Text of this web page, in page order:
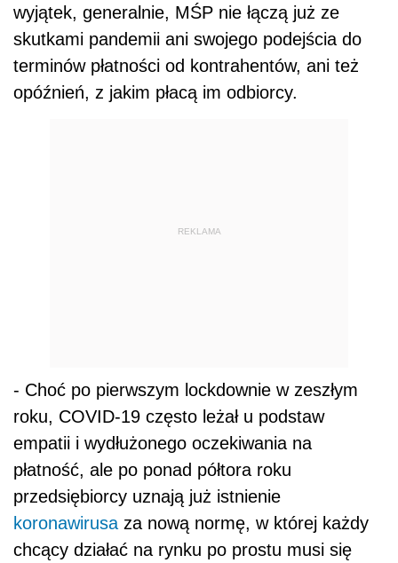
wyjątek, generalnie, MŚP nie łączą już ze
skutkami pandemii ani swojego podejścia do
terminów płatności od kontrahentów, ani też
opóźnień, z jakim płacą im odbiorcy.
REKLAMA
- Choć po pierwszym lockdownie w zeszłym
roku, COVID-19 często leżał u podstaw
empatii i wydłużonego oczekiwania na
płatność, ale po ponad półtora roku
przedsiębiorcy uznają już istnienie
koronawirusa za nową normę, w której każdy
chcący działać na rynku po prostu musi się